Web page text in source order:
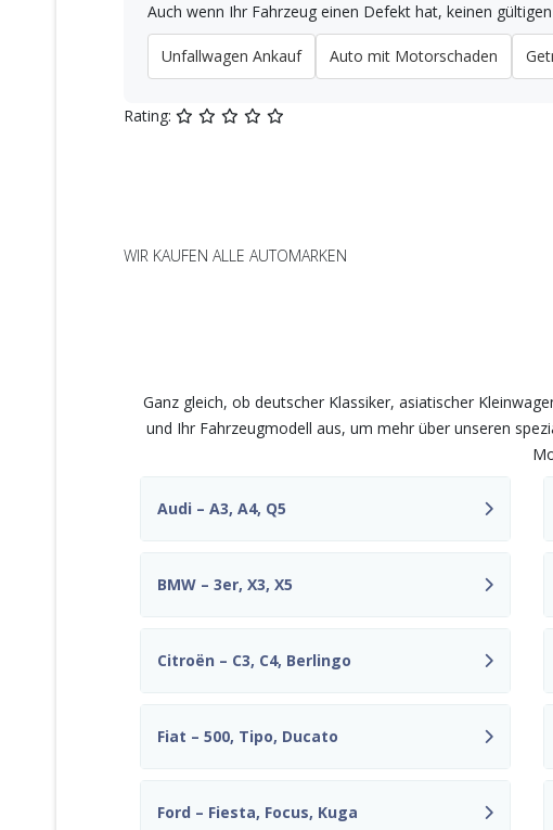
Auch wenn Ihr Fahrzeug einen Defekt hat, keinen
Unfallwagen Ankauf Auto mit Motorschaden
Rating:
WIR KAUFEN ALLE AUTOMARKEN
Ganz gleich, ob deutscher Klassiker, asiatischer
und Ihr Fahrzeugmodell aus, um mehr über unseren
Audi – A3, A4, Q5
BMW – 3er, X3, X5
Citroën – C3, C4, Berlingo
Fiat – 500, Tipo, Ducato
Ford – Fiesta, Focus, Kuga